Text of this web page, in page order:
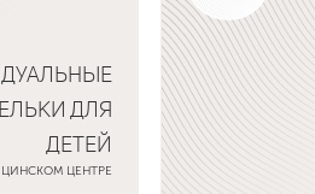
ДЛЯ
ДЕТЕЙ
ЦЕНТРЕ